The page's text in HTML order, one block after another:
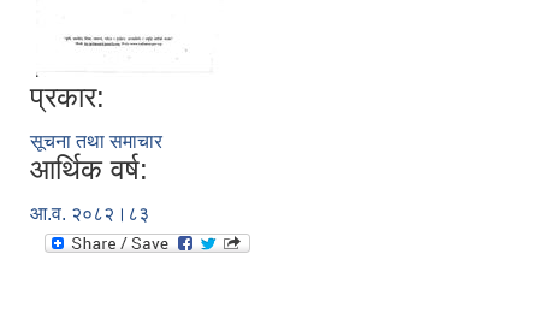
प्रकार:
सूचना तथा समाचार
आर्थिक वर्ष:
आ.व. २०८२।८३